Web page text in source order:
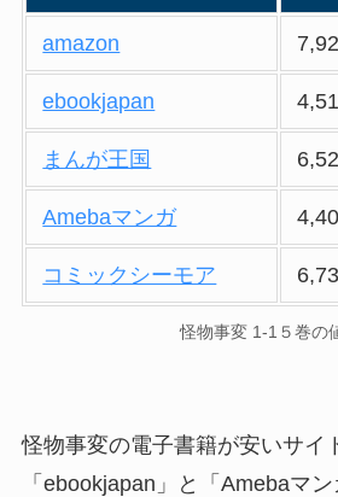
amazon
ebookjapan
まんが王国
Amebaマンガ
コミックシーモア
怪物事変 1-1５巻の
怪物事変の電子書籍が安いサイ
「ebookjapan」と「Amebaマン